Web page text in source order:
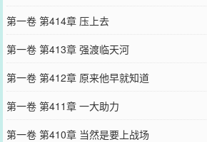
第一卷 第414章 压上去
第一卷 第413章 强渡临天河
第一卷 第412章 原来他早就知道
第一卷 第411章 一大助力
第一卷 第410章 当然是要上战场